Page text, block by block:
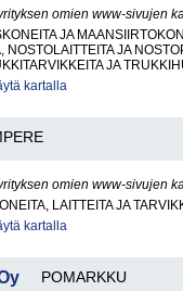
omien www-sivujen
JA
NOSTOLAITTEITA JA
JA
kartalla
omien www-sivujen
LAITTEITA JA
kartalla
POMARKKU